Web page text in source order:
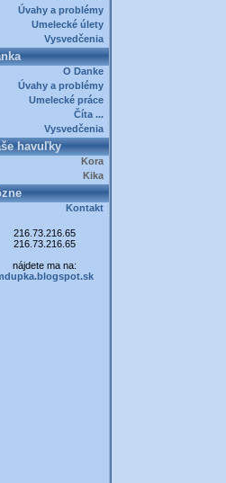
Úvahy a problémy
Umelecké úlety
Vysvedčenia
O Danke
Úvahy a problémy
Umelecké práce
Číta ...
Vysvedčenia
havuľky
Kora
Kika
Kontakt
216.73.216.65
216.73.216.65
nájdete ma na: